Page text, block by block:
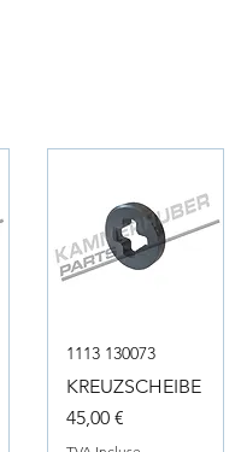
1113 130073
KREUZSCHEIBE
Prix
45,00 €